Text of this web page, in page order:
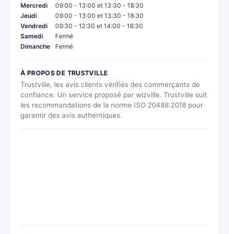
Mercredi
09:00 - 13:00 et 13:30 - 18:30
Jeudi
09:00 - 13:00 et 13:30 - 18:30
Vendredi
09:30 - 12:30 et 14:00 - 18:30
Samedi
Fermé
Dimanche
Fermé
À PROPOS DE TRUSTVILLE
Trustville, les avis clients vérifiés des commerçants de
confiance. Un service proposé par wizville. Trustville suit
les recommandations de la norme ISO 20488:2018 pour
garantir des avis authentiques.